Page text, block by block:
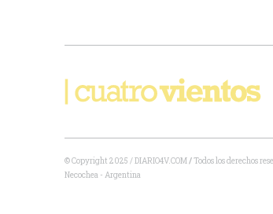
© Copyright 2025 / DIARIO4V.COM/Todos los derechos
Necochea - Argentina